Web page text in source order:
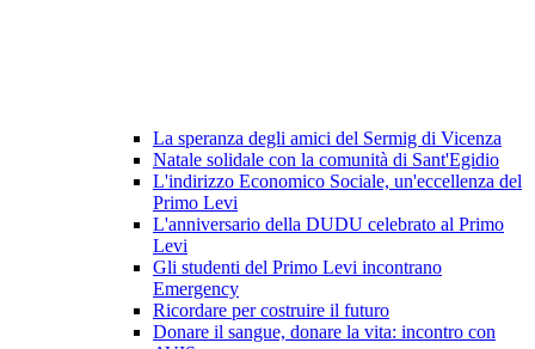
La speranza degli amici del Sermig di Vicenza
Natale solidale con la comunità di Sant'Egidio
L'indirizzo Economico Sociale, un'eccellenza del
Primo Levi
L'anniversario della DUDU celebrato al Primo
Levi
Gli studenti del Primo Levi incontrano
Emergency
Ricordare per costruire il futuro
Donare il sangue, donare la vita: incontro con